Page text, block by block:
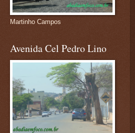
Martinho Campos
Avenida Cel Pedro Lino